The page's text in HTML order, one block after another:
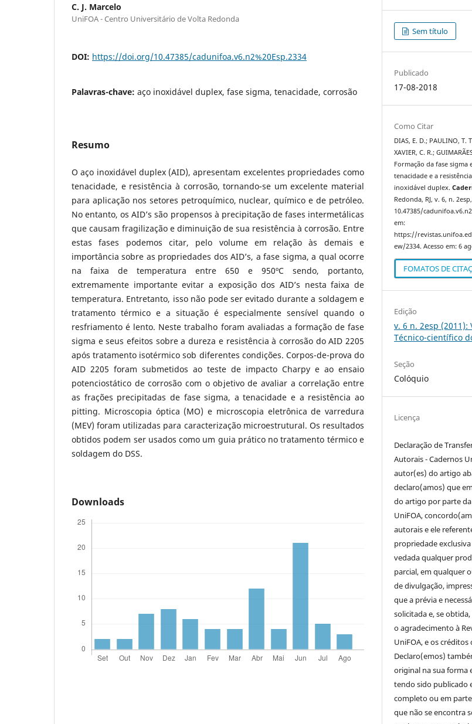
C. J. Marcelo
UniFOA - Centro Universitário de Volta Redonda
DOI: https://doi.org/10.47385/cadunifoa.v6.n2%20Esp.2334
Palavras-chave: aço inoxidável duplex, fase sigma, tenacidade, corrosão
Resumo
O aço inoxidável duplex (AID), apresentam excelentes propriedades como
tenacidade, e resistência à corrosão, tornando-se um excelente material
para aplicação nos setores petroquímico, nuclear, químico e de petróleo.
No entanto, os AID’s são propensos à precipitação de fases intermetálicas
que causam fragilização e diminuição de sua resistência à corrosão. Entre
estas fases podemos citar, pelo volume em relação às demais e
importância sobre as propriedades dos AID’s, a fase sigma, a qual ocorre
na faixa de temperatura entre 650 e 950ºC sendo, portanto,
extremamente importante evitar a exposição dos AID’s nesta faixa de
temperatura. Entretanto, isso não pode ser evitado durante a soldagem e
tratamento térmico e a situação é especialmente sensível quando o
resfriamento é lento. Neste trabalho foram avaliadas a formação de fase
sigma e seus efeitos sobre a dureza e resistência à corrosão do AID 2205
após tratamento isotérmico sob diferentes condições. Corpos-de-prova do
AID 2205 foram submetidos ao teste de impacto Charpy e ao ensaio
potenciostático de corrosão com o objetivo de avaliar a correlação entre
as frações precipitadas de fase sigma, a tenacidade e a resistência ao
pitting. Microscopia óptica (MO) e microscopia eletrônica de varredura
(MEV) foram utilizadas para caracterização microestrutural. Os resultados
obtidos podem ser usados como um guia prático no tratamento térmico e
soldagem do DSS.
Downloads
Sem título
Publicado
17-08-2018
Como Citar
DIAS, E. D.; PAULINO, T.
XAVIER, C. R.;
Formação da fase sigma
tenacidade e a
inoxidável duplex.
Redonda, RJ, v. 6, n.
10.47385/
em:
https://
ew/2334. Acesso em: 6
FOMATOS DE
Edição
v. 6 n. 2esp (2011):
Técnico-científico
Seção
Colóquio
Licença
Declaração de
Autorais - Cadernos
autor(es) do artigo
declaro(amos) que
do artigo por parte
UniFOA,
autorais e ele
propriedade
vedada qualquer
parcial, em qualquer
de divulgação,
que a prévia e
solicitada e, se
o agradecimento à
UniFOA, e os
Declaro(emos)
original na sua forma
tendo sido publicado
completo ou em
que não se encontra